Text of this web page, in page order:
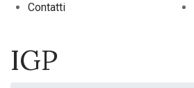
Contatti
IGP